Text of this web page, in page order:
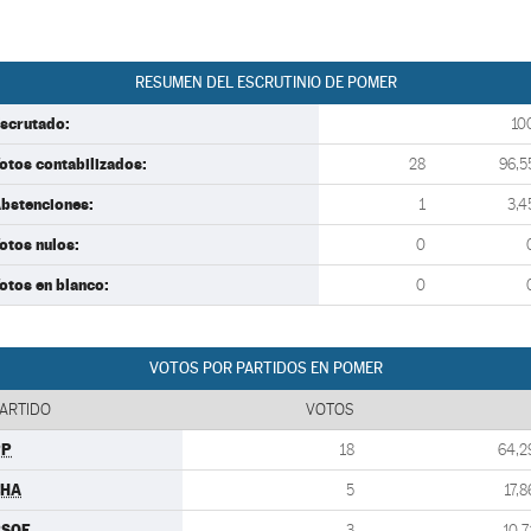
RESUMEN DEL ESCRUTINIO DE POMER
contabilizados: 28
1
nulos: 0
en blanco: 0
VOTOS POR PARTIDOS EN POMER
VOTOS
18
5